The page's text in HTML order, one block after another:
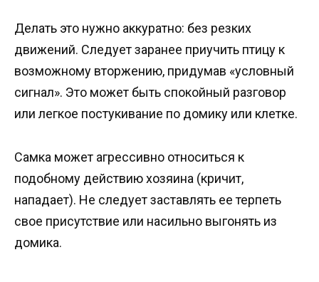
Делать это нужно аккуратно: без резких
движений. Следует заранее приучить птицу к
возможному вторжению, придумав «условный
сигнал». Это может быть спокойный разговор
или легкое постукивание по домику или клетке.
Самка может агрессивно относиться к
подобному действию хозяина (кричит,
нападает). Не следует заставлять ее терпеть
свое присутствие или насильно выгонять из
домика.